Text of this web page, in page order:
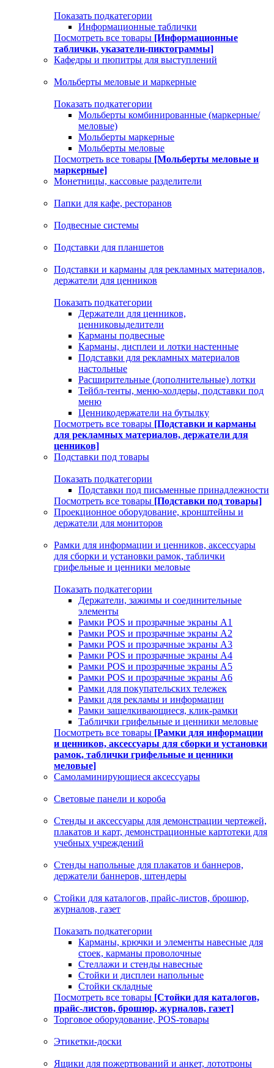
Показать подкатегории
Информационные таблички
Посмотреть все товары [Информационные
таблички, указатели-пиктограммы]
Кафедры и пюпитры для выступлений
Мольберты меловые и маркерные
Показать подкатегории
Мольберты комбинированные (маркерные/
меловые)
Мольберты маркерные
Мольберты меловые
Посмотреть все товары [Мольберты меловые и
маркерные]
Монетницы, кассовые разделители
Папки для кафе, ресторанов
Подвесные системы
Подставки для планшетов
Подставки и карманы для рекламных материалов,
держатели для ценников
Показать подкатегории
Держатели для ценников,
ценниковыделители
Карманы подвесные
Карманы, дисплеи и лотки настенные
Подставки для рекламных материалов
настольные
Расширительные (дополнительные) лотки
Тейбл-тенты, меню-холдеры, подставки под
меню
Ценникодержатели на бутылку
Посмотреть все товары [Подставки и карманы
для рекламных материалов, держатели для
ценников]
Подставки под товары
Показать подкатегории
Подставки под письменные принадлежности
Посмотреть все товары [Подставки под товары]
Проекционное оборудование, кронштейны и
держатели для мониторов
Рамки для информации и ценников, аксессуары
для сборки и установки рамок, таблички
грифельные и ценники меловые
Показать подкатегории
Держатели, зажимы и соединительные
элементы
Рамки POS и прозрачные экраны А1
Рамки POS и прозрачные экраны А2
Рамки POS и прозрачные экраны А3
Рамки POS и прозрачные экраны А4
Рамки POS и прозрачные экраны А5
Рамки POS и прозрачные экраны А6
Рамки для покупательских тележек
Рамки для рекламы и информации
Рамки защелкивающиеся, клик-рамки
Таблички грифельные и ценники меловые
Посмотреть все товары [Рамки для информации
и ценников, аксессуары для сборки и установки
рамок, таблички грифельные и ценники
меловые]
Самоламинирующиеся аксессуары
Световые панели и короба
Стенды и аксессуары для демонстрации чертежей,
плакатов и карт, демонстрационные картотеки для
учебных учреждений
Стенды напольные для плакатов и баннеров,
держатели баннеров, штендеры
Стойки для каталогов, прайс-листов, брошюр,
журналов, газет
Показать подкатегории
Карманы, крючки и элементы навесные для
стоек, карманы проволочные
Стеллажи и стенды навесные
Стойки и дисплеи напольные
Стойки складные
Посмотреть все товары [Стойки для каталогов,
прайс-листов, брошюр, журналов, газет]
Торговое оборудование, POS-товары
Этикетки-доски
Ящики для пожертвований и анкет, лототроны